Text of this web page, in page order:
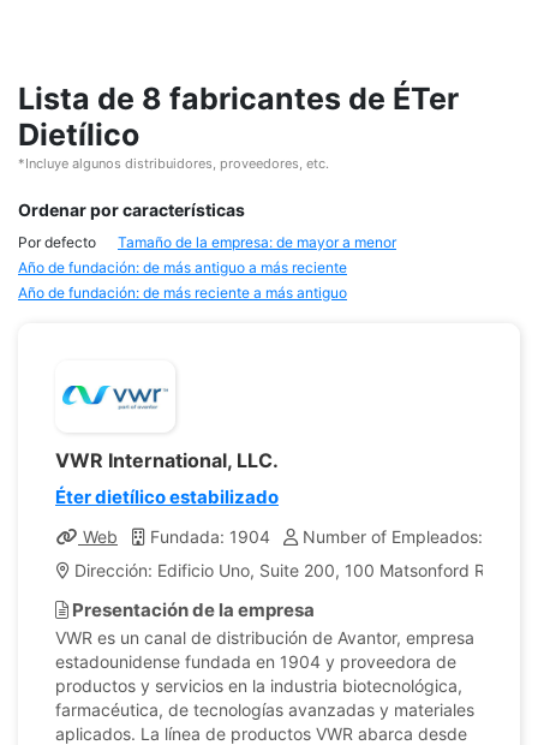
Lista de 8 fabricantes de ÉTer
Dietílico
*Incluye algunos distribuidores, proveedores, etc.
Ordenar por características
Por defecto
Tamaño de la empresa: de mayor a menor
Año de fundación: de más antiguo a más reciente
Año de fundación: de más reciente a más antiguo
VWR International, LLC.
Éter dietílico estabilizado
Web Fundada: 1904
Number of Empleados:
Dirección: Edificio Uno, Suite 200, 100 Matsonford Road,
Presentación de la empresa
VWR es un canal de distribución de Avantor, empresa
estadounidense fundada en 1904 y proveedora de
productos y servicios en la industria biotecnológica,
farmacéutica, de tecnologías avanzadas y materiales
aplicados. La línea de productos VWR abarca desde